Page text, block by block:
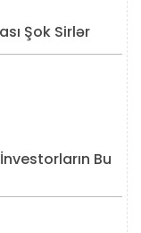
Şok Sirlər
Bu